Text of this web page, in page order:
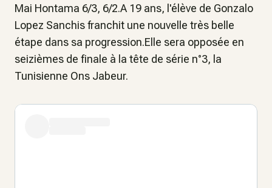
Mai Hontama 6/3, 6/2.A 19 ans, l'élève de Gonzalo
Lopez Sanchis franchit une nouvelle très belle
étape dans sa progression.Elle sera opposée en
seizièmes de finale à la tête de série n°3, la
Tunisienne Ons Jabeur.